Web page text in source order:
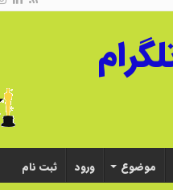
موضوع ورود ثبت نام